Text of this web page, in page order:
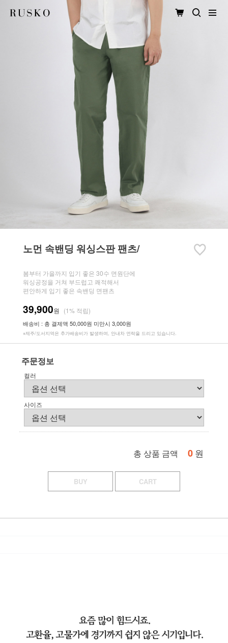
노먼 속밴딩 워싱스판 팬츠/
봄부터 가을까지 입기 좋은 30수 면원단에
워싱공정을 거쳐 부드럽고 쾌적해서
편안하게 입기 좋은 속밴딩 면팬츠
39,900원 (1% 적립)
배송비 : 총 결제액 50,000원 미만시 3,000원
※제주/도서지역은 추가배송비가 발생하며, 안내차 연락을 드리고 있습니다.
주문정보
컬러
사이즈
총 상품 금액 0 원
BUY CART